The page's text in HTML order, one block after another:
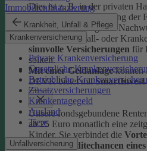
Immobilienfinanzierung
Krankheit, Unfall & Pflege
Krankenversicherung
Private Krankenversicherung
Gesetzliche
Betriebliche
Zusatzversicherungen
Krankentagegeld
Ausland
Tiere
Unfallversicherung
Dies ist z. B. in der privaten
Rechtsschutzversicherung der
Berufsstart benötigt der
Ob Kinder-Unfall- oder
sinnvolle Versicherungen für
sollten.
Mit einer Geldanlagekönnen
DEVK bietet mitSmartInvest
Unsere fondsgebundene
ab 25 Euro monatlich eine
Kinder. Sie verbindet die
mit denRenditechancen